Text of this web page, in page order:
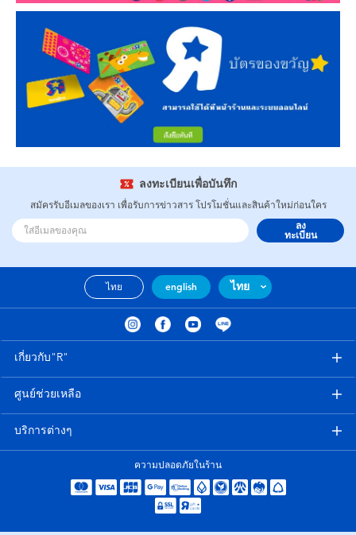
ลงทะเบียนเพื่อบันทึก
สมัครรับอีเมลของเรา เพื่อรับการข่าวสาร โปรโมชั่นและสินค้าใหม่ก่อนใคร
ลง
ทะเบียน
ไทย english ไทย
เกี่ยวกับ"R"
ศูนย์ช่วยเหลือ
บริการต่างๆ
ความปลอดภัยในร้าน